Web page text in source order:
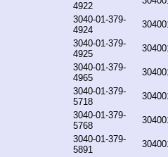
4922
3040-01-379-
4924
3040-01-379-
4925
3040-01-379-
4965
3040-01-379-
5718
3040-01-379-
5768
3040-01-379-
5891